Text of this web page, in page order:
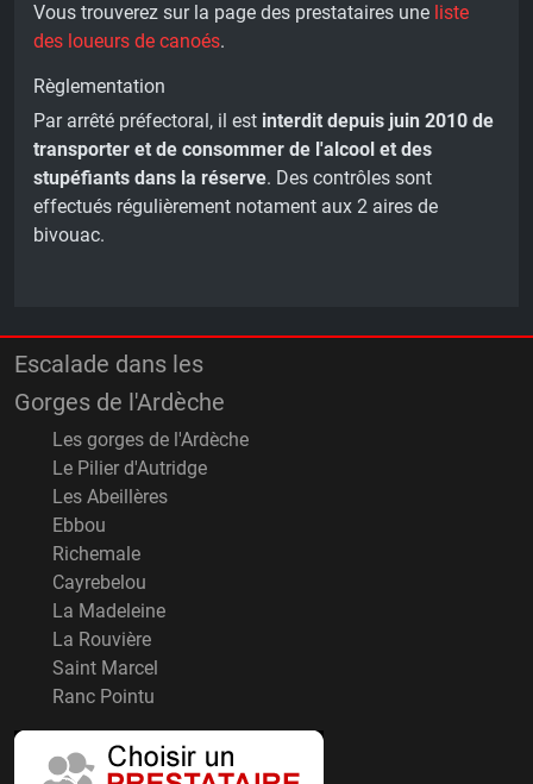
Vous trouverez sur la page des prestataires une liste
des loueurs de canoés.
Règlementation
Par arrêté préfectoral, il est interdit depuis juin 2010 de
transporter et de consommer de l'alcool et des
stupéfiants dans la réserve. Des contrôles sont
effectués régulièrement notament aux 2 aires de
bivouac.
Escalade dans les
Gorges de l'Ardèche
Les gorges de l'Ardèche
Le Pilier d'Autridge
Les Abeillères
Ebbou
Richemale
Cayrebelou
La Madeleine
La Rouvière
Saint Marcel
Ranc Pointu